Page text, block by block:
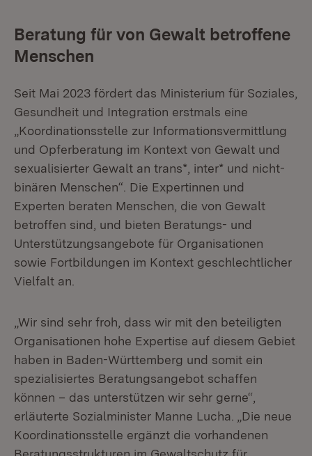
Beratung für von Gewalt betroffene
Menschen
Seit Mai 2023 fördert das Ministerium für Soziales,
Gesundheit und Integration erstmals eine
„Koordinationsstelle zur Informationsvermittlung
und Opferberatung im Kontext von Gewalt und
sexualisierter Gewalt an trans*, inter* und nicht-
binären Menschen“. Die Expertinnen und
Experten beraten Menschen, die von Gewalt
betroffen sind, und bieten Beratungs- und
Unterstützungsangebote für Organisationen
sowie Fortbildungen im Kontext geschlechtlicher
Vielfalt an.
„Wir sind sehr froh, dass wir mit den beteiligten
Organisationen hohe Expertise auf diesem Gebiet
haben in Baden-Württemberg und somit ein
spezialisiertes Beratungsangebot schaffen
können – das unterstützen wir sehr gerne“,
erläuterte Sozialminister Manne Lucha. „Die neue
Koordinationsstelle ergänzt die vorhandenen